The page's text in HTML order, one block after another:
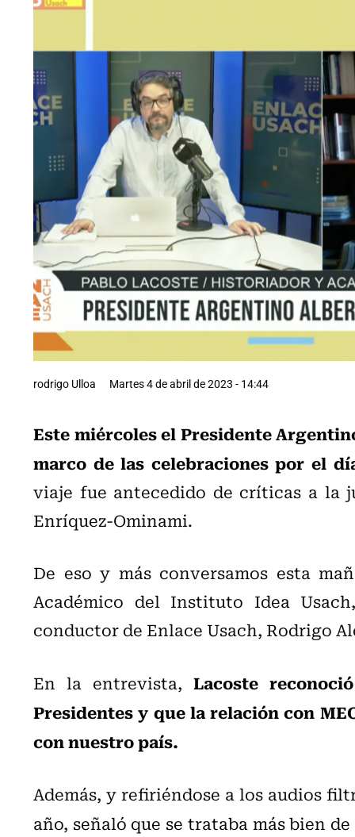
rodrigo Ulloa Martes 4 de abril de 2023 - 14:44
Este miércoles el Presidente
marco de las celebraciones por el
viaje fue antecedido de críticas a la
Enríquez-Ominami.
De eso y más conversamos esta
Académico del Instituto Idea
conductor de Enlace Usach, Rodrigo
En la entrevista,Lacoste
Presidentes y que la relación con
con nuestro país.
Además, y refiriéndose a los audios
año, señaló que se trataba más bien